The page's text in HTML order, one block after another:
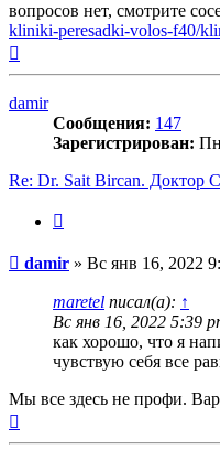
вопросов нет, смотрите
kliniki-peresadki-volos-f40/
damir
Сообщения: 147
Зарегистрирован:
Re: Dr. Sait Bircan. Доктор
Сообщение
damir » Вс янв 16, 2022
maretel писал(а): ↑
Вс янв 16, 2022 5:39
как хорошо, что я
чувствую себя все
Мы все здесь не профи.